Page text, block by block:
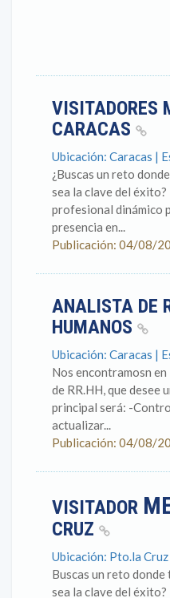
VISITADORES
CARACAS
Ubicación: Caracas |
¿Buscas un reto
sea la clave del éxito?
profesional dinámico
presencia en...
Publicación: 04/08/
ANALISTA DE
HUMANOS
Ubicación: Caracas |
Nos encontramosn
de RR.HH, que desee
principal será: -
actualizar...
Publicación: 04/08/
VISITADOR
CRUZ
Ubicación: Pto.la
Buscas un reto
sea la clave del éxito?